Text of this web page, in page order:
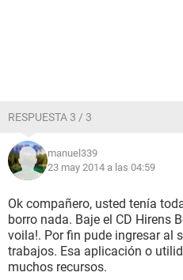
RESPUESTA 3 / 3
manuel339
23 may 2014 a las 04:59
Ok compañero, usted tenía
borro nada. Baje el CD Hirens
voila!. Por fin pude ingresar al
trabajos. Esa aplicación o
muchos recursos.